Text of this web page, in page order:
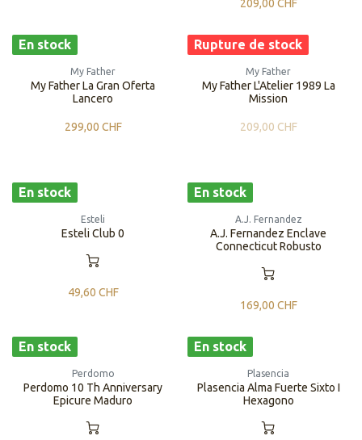
209,00 CHF
En stock
My Father
My Father La Gran Oferta
Lancero
299,00 CHF
Rupture de stock
My Father
My Father L'Atelier 1989 La
Mission
209,00 CHF
En stock
Esteli
Esteli Club 0
49,60 CHF
En stock
A.J. Fernandez
A.J. Fernandez Enclave
Connecticut Robusto
169,00 CHF
En stock
Perdomo
Perdomo 10 Th Anniversary
Epicure Maduro
En stock
Plasencia
Plasencia Alma Fuerte Sixto I
Hexagono